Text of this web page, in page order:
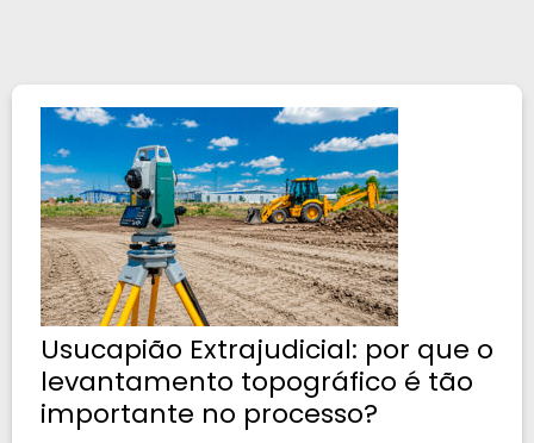
Usucapião Extrajudicial: por que o
levantamento topográfico é tão
importante no processo?